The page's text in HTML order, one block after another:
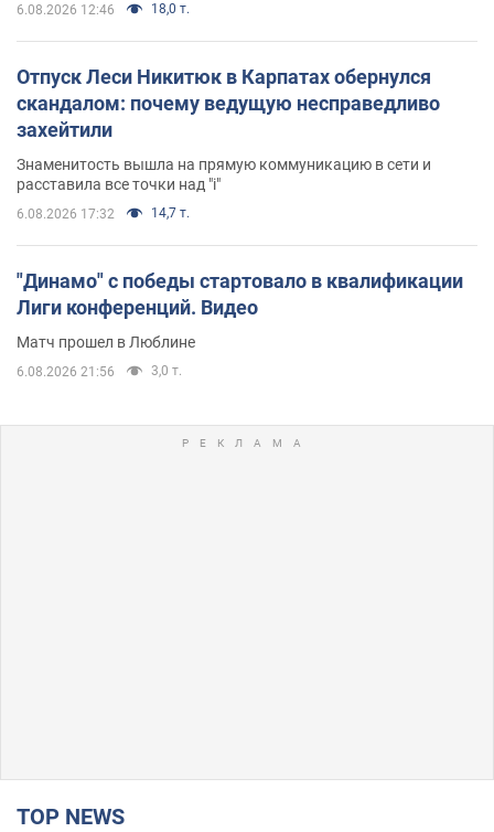
6.08.2026 12:46 18,0 т.
Отпуск Леси Никитюк в Карпатах обернулся
скандалом: почему ведущую несправедливо
захейтили
Знаменитость вышла на прямую коммуникацию в сети и
расставила все точки над "i"
6.08.2026 17:32 14,7 т.
"Динамо" с победы стартовало в квалификации
Лиги конференций. Видео
Матч прошел в Люблине
6.08.2026 21:56 3,0 т.
TOP NEWS